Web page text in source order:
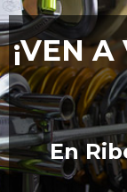
¡VEN
En